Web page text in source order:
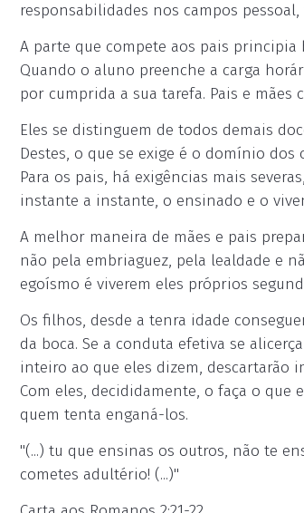
responsabilidades nos campos
A parte que compete aos pais principia
Quando o aluno preenche a carga
por cumprida a sua tarefa. Pais e
Eles se distinguem de todos demais
Destes, o que se exige é o domínio
Para os pais, há exigências mais
instante a instante, o ensinado e o
A melhor maneira de mães e pais
não pela embriaguez, pela lealdade e
egoísmo é viverem eles próprios
Os filhos, desde a tenra idade
da boca. Se a conduta efetiva se
inteiro ao que eles dizem, descartarão
Com eles, decididamente, o faça o que
quem tenta enganá-los.
"(...) tu que ensinas os outros, não te
cometes adultério! (...)"